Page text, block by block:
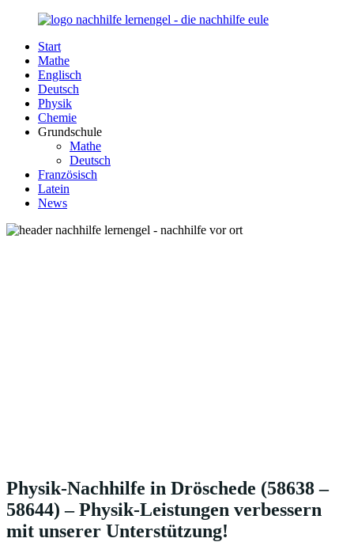
Zurück
Inhalt
Nachhilfe-
Lernengel.de
Unsere
Nachhilfe-
Eule
berät
zum
Damit
Lernen
Spaß
Start
Mathe
Englisch
Deutsch
Physik
Chemie
Grundschule
Mathe
Deutsch
Französisch
Latein
News
Physik-Nachhilfe in Dröschede (58638 –
58644) – Physik-Leistungen verbessern
mit unserer Unterstützung!